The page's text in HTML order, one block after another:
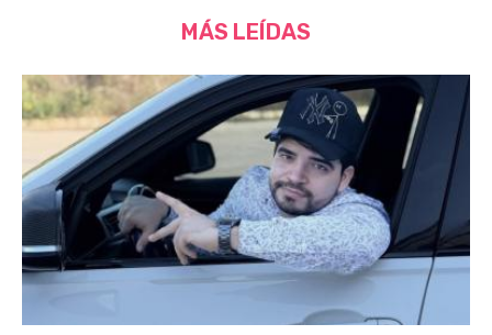
MÁS LEÍDAS